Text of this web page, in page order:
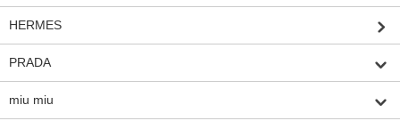
HERMES
PRADA
miu miu